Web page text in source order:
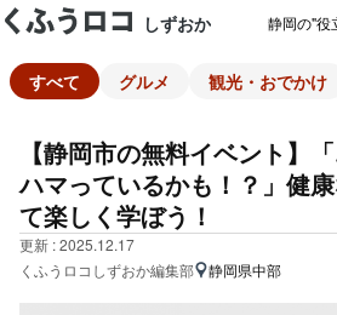
しずおか 静岡の"役
すべて グルメ 観光・おでかけ
【静岡市の無料イベント】
ハマっているかも！？」健
て楽しく学ぼう！
更新 : 2025.12.17
くふうロコしずおか編集部
静岡県中部